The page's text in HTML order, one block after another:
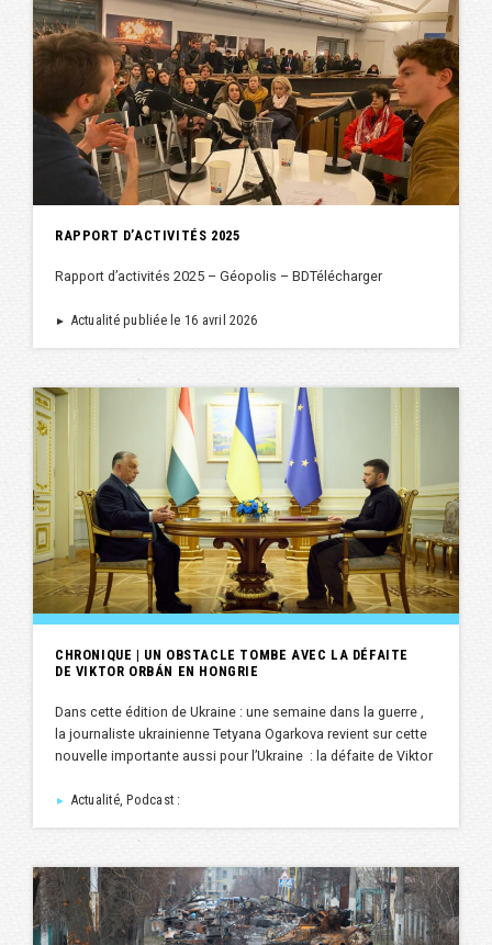
RAPPORT D’ACTIVITÉS 2025
Rapport d’activités 2025 – Géopolis – BDTélécharger
► Actualité publiée le 16 avril 2026
CHRONIQUE | UN OBSTACLE TOMBE AVEC LA DÉFAITE
DE VIKTOR ORBÁN EN HONGRIE
Dans cette édition de Ukraine : une semaine dans la guerre ,
la journaliste ukrainienne Tetyana Ogarkova revient sur cette
nouvelle importante aussi pour l’Ukraine : la défaite de Viktor
► Actualité, Podcast :